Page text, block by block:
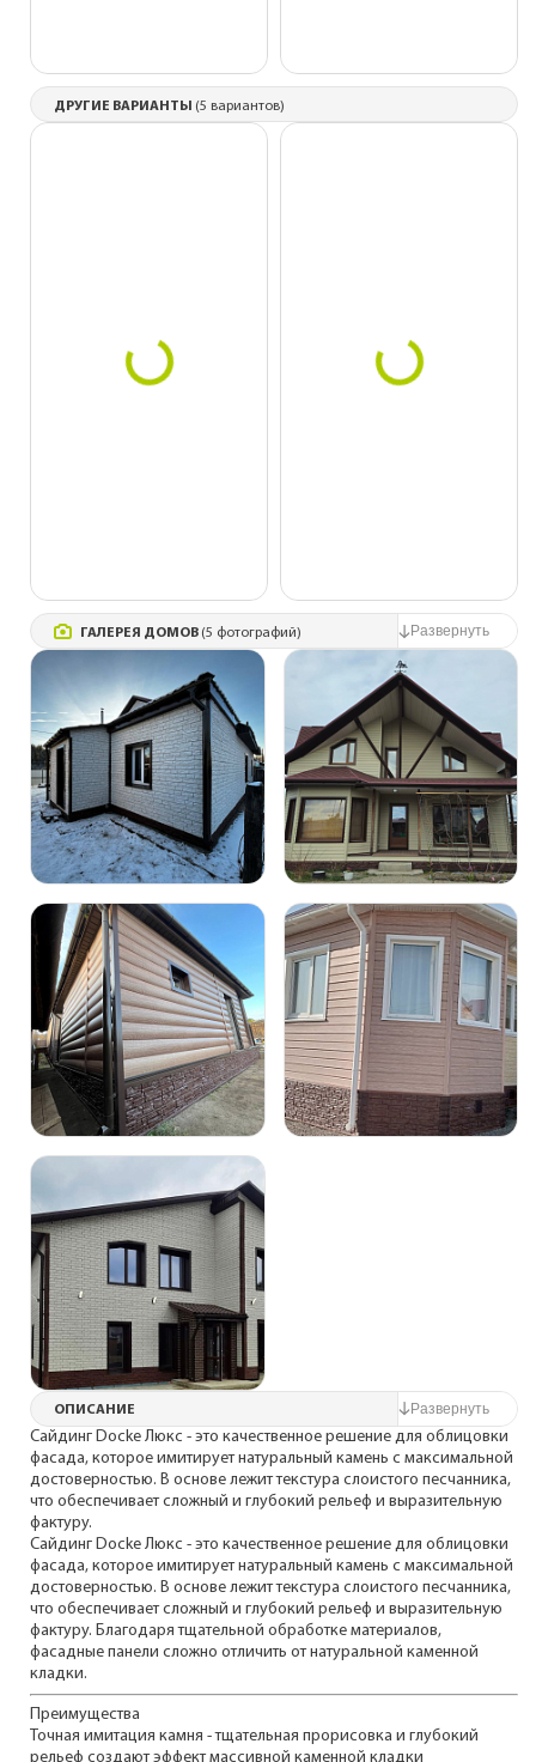
ДРУГИЕ ВАРИАНТЫ (5 вариантов)
ГАЛЕРЕЯ ДОМОВ (5 фотографий)
ОПИСАНИЕ
Сайдинг Docke Люкс - это качественное решение для облицовки
фасада, которое имитирует натуральный камень с максимальной
достоверностью. В основе лежит текстура слоистого песчанника,
что обеспечивает сложный и глубокий рельеф и выразительную
фактуру.
Сайдинг Docke Люкс - это качественное решение для облицовки
фасада, которое имитирует натуральный камень с максимальной
достоверностью. В основе лежит текстура слоистого песчанника,
что обеспечивает сложный и глубокий рельеф и выразительную
фактуру. Благодаря тщательной обработке материалов,
фасадные панели сложно отличить от натуральной каменной
кладки.
Преимущества
Точная имитация камня - тщательная прорисовка и глубокий
рельеф создают эффект массивной каменной кладки